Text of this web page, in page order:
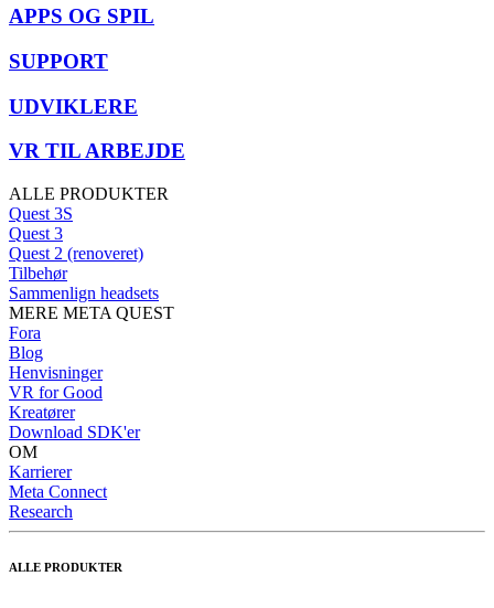
APPS OG SPIL
SUPPORT
UDVIKLERE
VR TIL ARBEJDE
ALLE PRODUKTER
Quest 3S
Quest 3
Quest 2 (renoveret)
Tilbehør
Sammenlign headsets
MERE META QUEST
Fora
Blog
Henvisninger
VR for Good
Kreatører
Download SDK'er
OM
Karrierer
Meta Connect
Research
ALLE PRODUKTER